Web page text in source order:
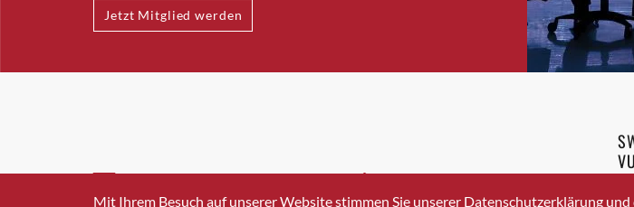
Bäretswil
Bülach
Cazis
Crissier
Davos
Jetzt Mitglied werden
INFO@SWISSICT.CH +41 43 336 40 20
Mit Ihrem Besuch auf unserer Website stimmen Sie unserer Datenschutzerklärung